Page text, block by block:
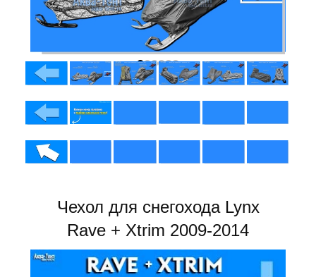
Чехол для снегохода Lynx
Rave + Xtrim 2009-2014